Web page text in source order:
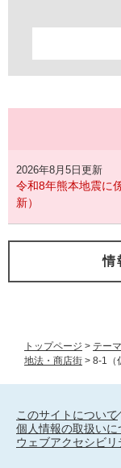
トップページ > テー
地法・商店街 > 8-1（
2026年8月5日更新
令和8年熊本地震に
新）
情
このサイトについて
個人情報の取扱いに
ウェブアクセシビリ